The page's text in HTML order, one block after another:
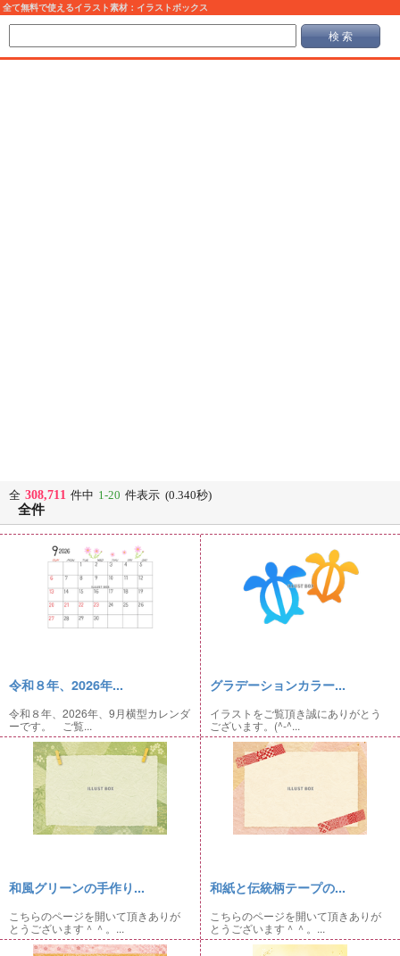
全て無料で使えるイラスト素材：イラストボックス
検 索
全 308,711 件中 1-20 件表示 (0.340秒)
全件
令和８年、2026年...
令和８年、2026年、9月横型カレンダ
ーです。 ご覧...
グラデーションカラー...
イラストをご覧頂き誠にありがとう
ございます。(^-^...
和風グリーンの手作り...
こちらのページを開いて頂きありが
とうございます＾＾。...
和紙と伝統柄テープの...
こちらのページを開いて頂きありが
とうございます＾＾。...